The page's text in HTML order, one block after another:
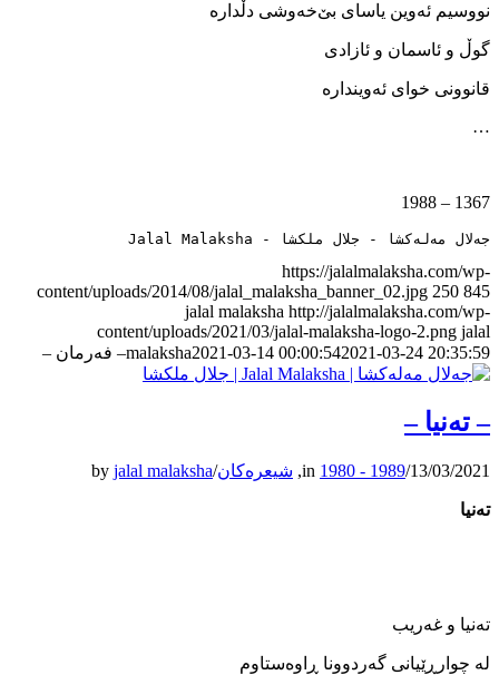
نووسیم ئه‌وین یاسای بێ‌خه‌وشی دڵداره
گوڵ و ئاسمان و ئازادی
قانوونی خوای ئه‌وینداره
…
1367 – 1988
جەلال مەلەکشا - جلال ملکشا - Jalal Malaksha
https://jalalmalaksha.com/wp-
content/uploads/2014/08/jalal_malaksha_banner_02.jpg 250 845
jalal malaksha http://jalalmalaksha.com/wp-
content/uploads/2021/03/jalal-malaksha-logo-2.png jalal
malaksha2021-03-14 00:00:542021-03-24 20:35:59 – فه‌رمان –
– ته‌نیا –
13/03/2021
/
in 1980 - 1989
, شیعرەکان/
by jalal malaksha
ته‌نیا
ته‌نیا و غه‌ریب
له ‌چوارڕێیانی گه‌ردوونا ڕاوه‌ستاوم